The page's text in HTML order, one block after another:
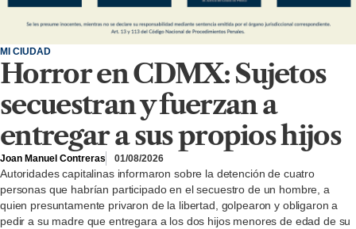
MI CIUDAD
Horror en CDMX: Sujetos
secuestran y fuerzan a
entregar a sus propios hijos
Joan Manuel Contreras 01/08/2026
Autoridades capitalinas informaron sobre la detención de cuatro
personas que habrían participado en el secuestro de un hombre, a
quien presuntamente privaron de la libertad, golpearon y obligaron a
pedir a su madre que entregara a los dos hijos menores de edad de su